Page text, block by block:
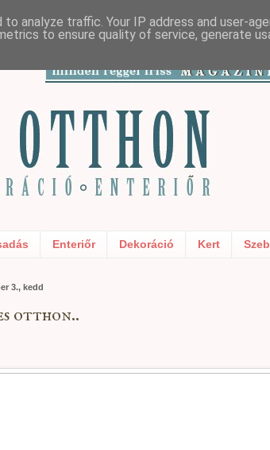
Enteriőr Dekoráció Kert
3., kedd
otthon..
analyze traffic. Your IP address and user-
to ensure quality of service, generate